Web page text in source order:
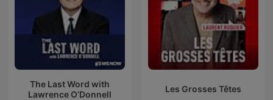
The Last Word with
Lawrence O’Donnell
Les Grosses Têtes